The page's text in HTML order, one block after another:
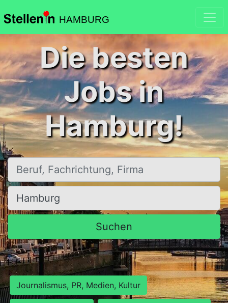
HAMBURG
Die besten
Jobs in
Hamburg!
Beruf, Fachrichtung, Firma
Ort, Stadt
Suchen
Journalismus, PR, Medien, Kultur